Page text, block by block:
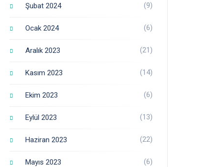
Şubat 2024 (9)
Ocak 2024 (6)
Aralık 2023 (21)
Kasım 2023 (14)
Ekim 2023 (6)
Eylül 2023 (13)
Haziran 2023 (22)
Mayıs 2023 (6)